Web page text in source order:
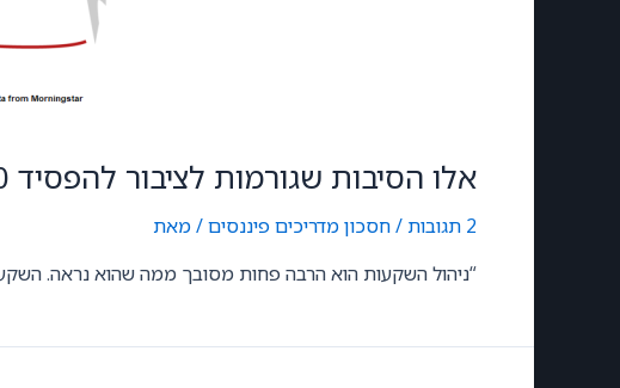
אלו הסיבות שגורמות לציבור להפסיד 250,000 שקלים מבלי לדעת (וזה לא קשור לעמלות)
2 תגובות /חסכוןמדריכים פיננסים/ מאת
“ניהול השקעות הוא הרבה פחות מסובך ממה שהוא נראה.